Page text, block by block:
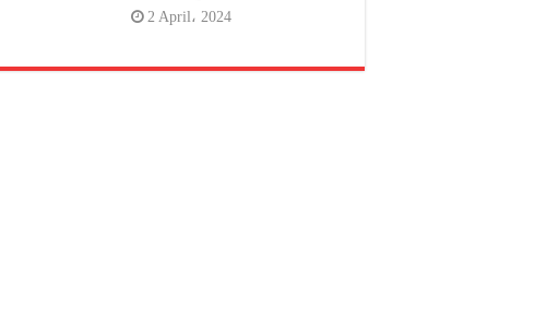
2 April، 2024